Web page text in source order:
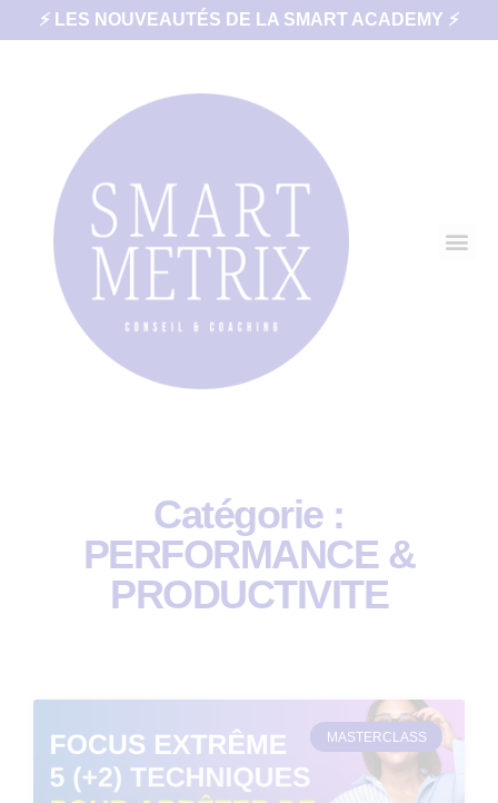
⚡ LES NOUVEAUTÉS DE LA SMART ACADEMY ⚡
Catégorie :
PERFORMANCE &
PRODUCTIVITE
MASTERCLASS